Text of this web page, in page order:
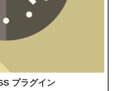
プラグイン